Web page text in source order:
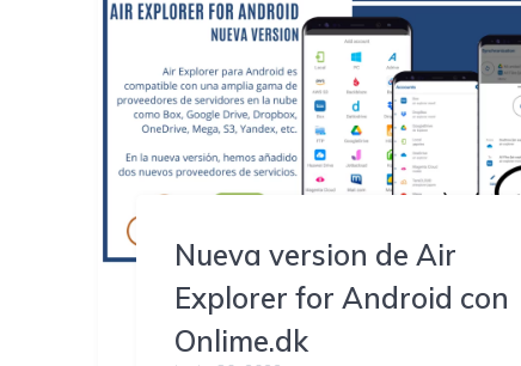
Nueva version de Air
Explorer for Android con
Onlime.dk